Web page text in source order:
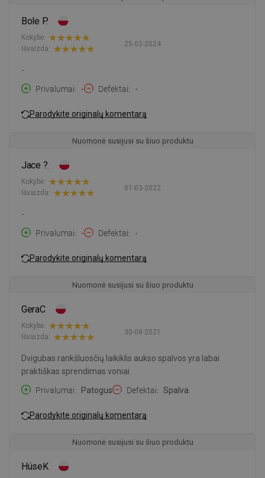
Bole P.
25-02-2024
Kokybė:
Išvaizda:
-
Privalumai
- Defektai -
Parodykite originalų komentarą
Nuomonė susijusi su šiuo produktu
Jace ?.
01-03-2022
Kokybė:
Išvaizda:
-
Privalumai
- Defektai -
Parodykite originalų komentarą
Nuomonė susijusi su šiuo produktu
GeraC
30-08-2021
Kokybė:
Išvaizda:
Dvigubas rankšluosčių laikiklis aukso spalvos yra labai
praktiškas sprendimas voniai.
Privalumai
Patogus Defektai Spalva.
Parodykite originalų komentarą
Nuomonė susijusi su šiuo produktu
HüseK